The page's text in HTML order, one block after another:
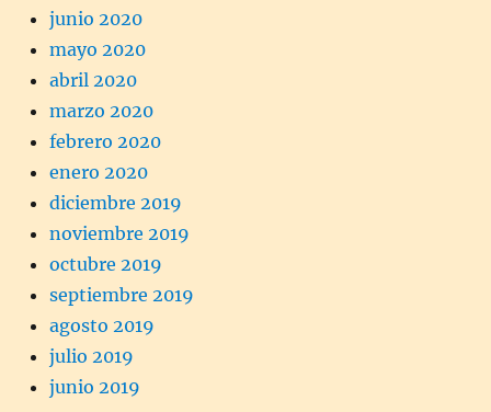
junio 2020
mayo 2020
abril 2020
marzo 2020
febrero 2020
enero 2020
diciembre 2019
noviembre 2019
octubre 2019
septiembre 2019
agosto 2019
julio 2019
junio 2019